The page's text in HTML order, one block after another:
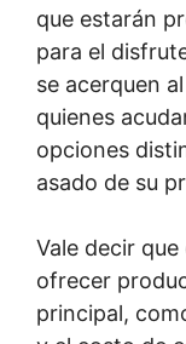
que estarán
para el
se acerquen
quienes
opciones
asado de su
Vale decir
ofrecer
principal,